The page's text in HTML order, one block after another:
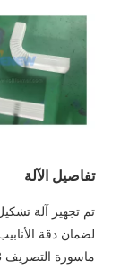
تفاصيل الآلة
تم تجهيز آلة
لضمان دقة